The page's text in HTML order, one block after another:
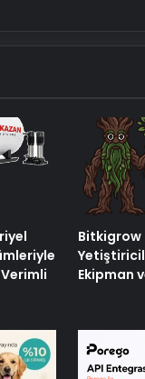
Bitkigrow
Ekipman